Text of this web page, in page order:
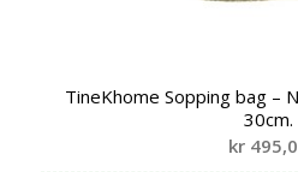
TineKhome Sopping bag –
30cm.
kr